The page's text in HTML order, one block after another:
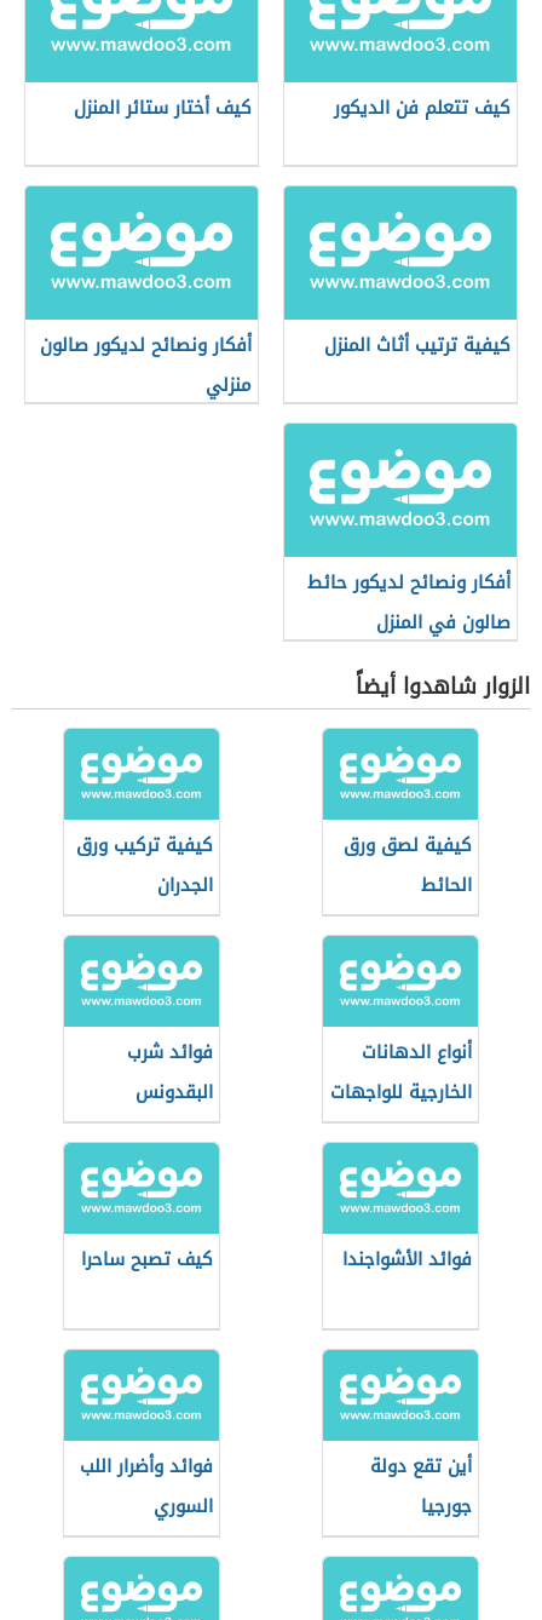
كيف تتعلم فن الديكور كيف أختار ستائر المنزل
كيفية ترتيب أثاث المنزل
أفكار ونصائح لديكور صالون
منزلي
أفكار ونصائح لديكور حائط
صالون في المنزل
الزوار شاهدوا أيضاً
كيفية لصق ورق
الحائط
كيفية تركيب ورق
الجدران
أنواع الدهانات
الخارجية للواجهات
فوائد شرب
البقدونس
فوائد الأشواجندا كيف تصبح ساحرا
أين تقع دولة
جورجيا
فوائد وأضرار اللب
السوري